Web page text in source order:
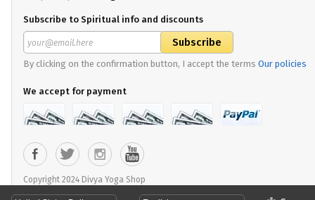
Subscribe to Spiritual info and discounts
By clicking on the confirmation button, I accept the terms Our policies
We accept for payment
Copyright 2024 Divya Yoga Shop